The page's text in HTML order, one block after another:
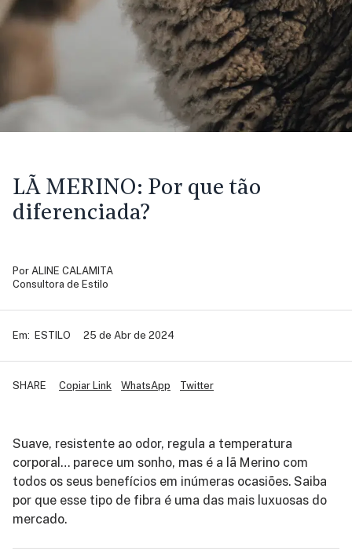
LÃ MERINO: Por que tão
diferenciada?
Por ALINE CALAMITA
Consultora de Estilo
Em: ESTILO 25 de Abr de 2024
Copiar Link WhatsApp Twitter
SHARE
Suave, resistente ao odor, regula a temperatura
corporal… parece um sonho, mas é a lã Merino com
todos os seus benefícios em inúmeras ocasiões. Saiba
por que esse tipo de fibra é uma das mais luxuosas do
mercado.